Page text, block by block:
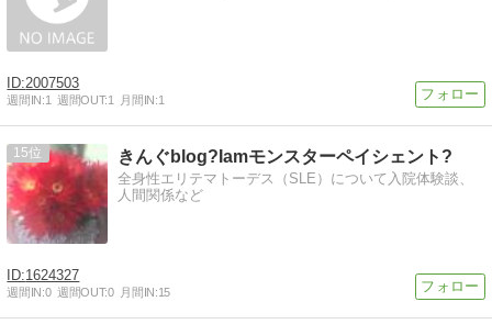
2007503
週間IN:1 週間OUT:1 月間IN:1
15 きんぐblog?Iamモンスターペイシェント?
全身性エリテマトーデス（SLE）について入院体験談、
人間関係など
1624327
週間IN:0 週間OUT:0 月間IN:15